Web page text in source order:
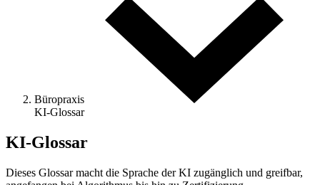
Büropraxis
KI-Glossar
KI-Glossar
Dieses Glossar macht die Sprache der KI zugänglich und greifbar,